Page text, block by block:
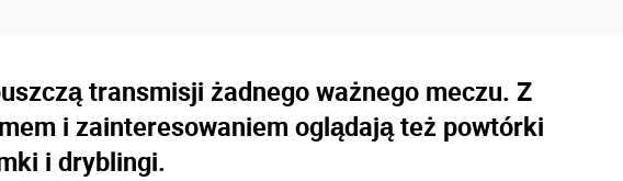
transmisji żadnego ważnego meczu. Z
i zainteresowaniem oglądają też powtórki
i dryblingi.